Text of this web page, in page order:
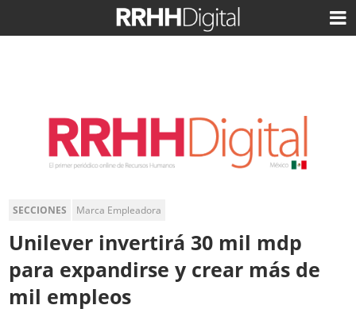
SECCIONES Marca Empleadora
Unilever invertirá 30 mil mdp
para expandirse y crear más de
mil empleos